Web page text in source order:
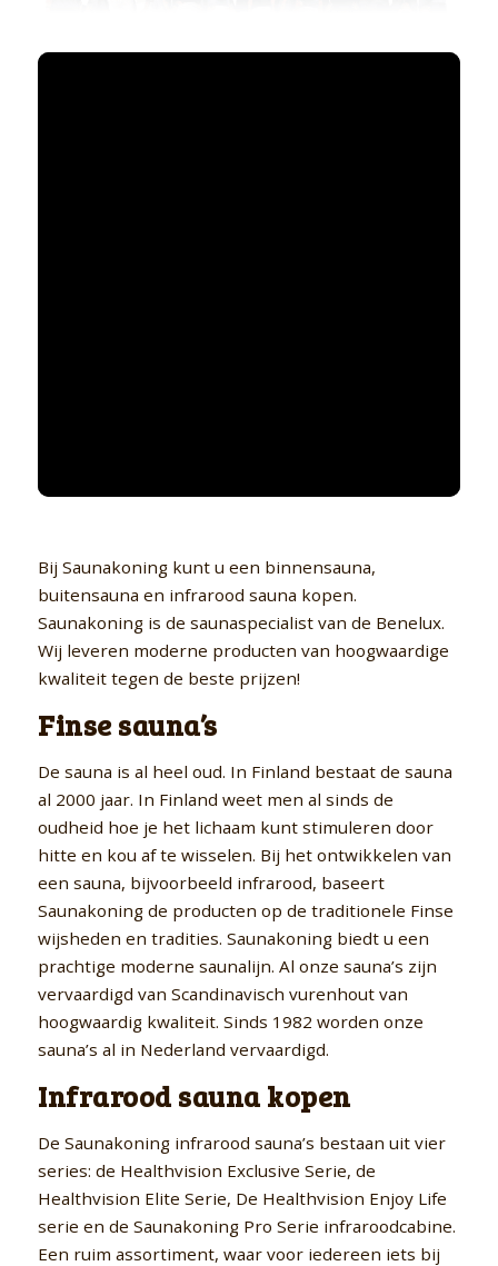
Bij Saunakoning kunt u een binnensauna,
buitensauna en infrarood sauna kopen.
Saunakoning is de saunaspecialist van de Benelux.
Wij leveren moderne producten van hoogwaardige
kwaliteit tegen de beste prijzen!
Finse sauna’s
De sauna is al heel oud. In Finland bestaat de sauna
al 2000 jaar. In Finland weet men al sinds de
oudheid hoe je het lichaam kunt stimuleren door
hitte en kou af te wisselen. Bij het ontwikkelen van
een sauna, bijvoorbeeld infrarood, baseert
Saunakoning de producten op de traditionele Finse
wijsheden en tradities. Saunakoning biedt u een
prachtige moderne saunalijn. Al onze sauna’s zijn
vervaardigd van Scandinavisch vurenhout van
hoogwaardig kwaliteit. Sinds 1982 worden onze
sauna’s al in Nederland vervaardigd.
Infrarood sauna kopen
De Saunakoning infrarood sauna’s bestaan uit vier
series: de Healthvision Exclusive Serie, de
Healthvision Elite Serie, De Healthvision Enjoy Life
serie en de Saunakoning Pro Serie infraroodcabine.
Een ruim assortiment, waar voor iedereen iets bij